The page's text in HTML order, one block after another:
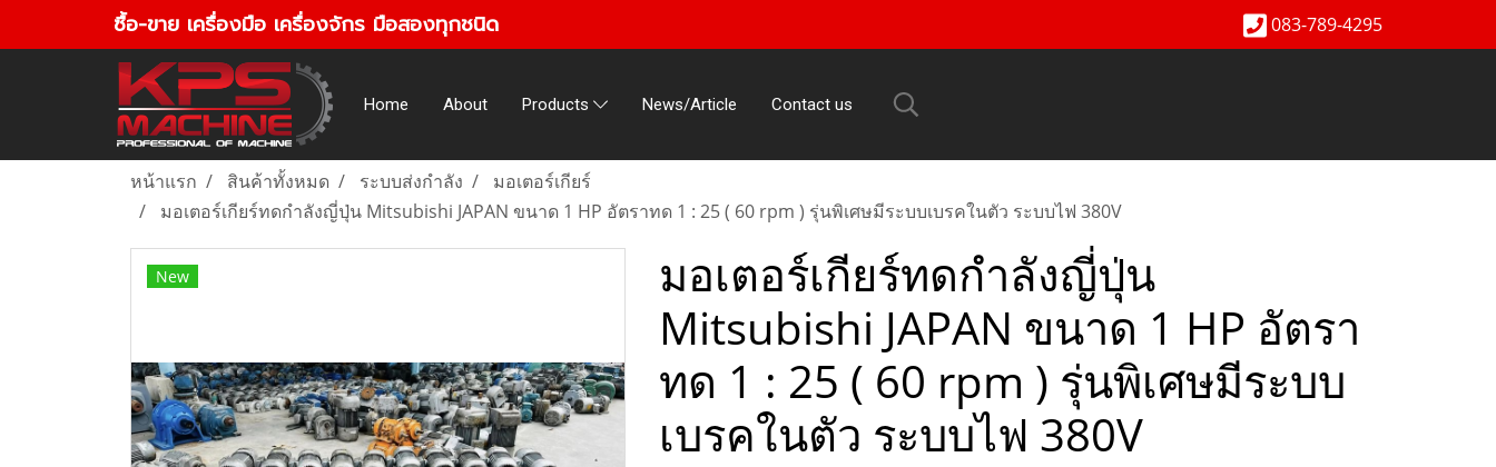
ซื้อ-ขาย เครื่องมือ เครื่องจักร มือสองทุกชนิด 083-789-4295
Home About Products News/Article Contact us
หน้าแรก สินค้าทั้งหมด ระบบส่งกำลัง
มอเตอร์เกียร์
มอเตอร์เกียร์ทดกำลังญี่ปุ่น Mitsubishi JAPAN ขนาด 1 HP อัตราทด 1 : 25 ( 60 rpm ) รุ่นพิเศษมีระบบเบรคในตัว ระบบไฟ 380V
New
มอเตอร์เกียร์ทดกำลังญี่ปุ่น
Mitsubishi JAPAN ขนาด 1 HP อัตรา
ทด 1 : 25 ( 60 rpm ) รุ่นพิเศษมีระบบ
เบรคในตัว ระบบไฟ 380V